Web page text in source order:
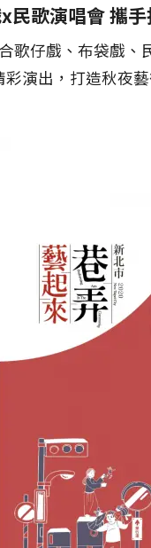
歌演唱會 攜
仔戲、布袋戲
演出，打造秋夜藝